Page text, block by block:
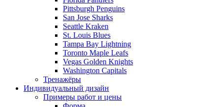
Pittsburgh Penguins
San Jose Sharks
Seattle Kraken
St. Louis Blues
Tampa Bay Lightning
Toronto Maple Leafs
Vegas Golden Knights
Washington Capitals
Тренажёры
Индивидуальный дизайн
Примеры работ и цены